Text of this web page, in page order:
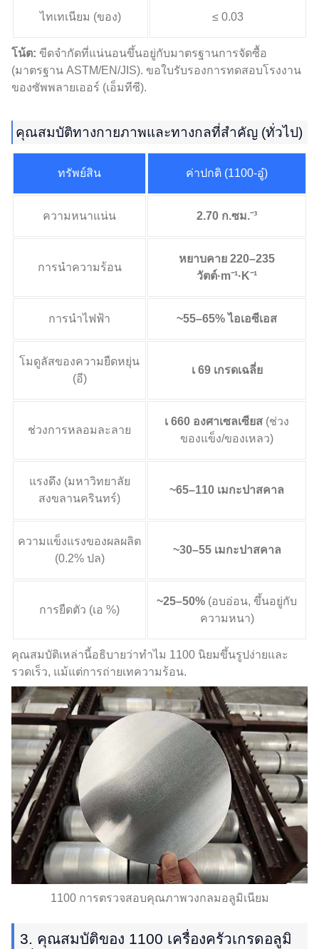
ไทเทเนียม (ของ) ≤ 0.03
โน้ต: ขีดจำกัดที่แน่นอนขึ้นอยู่กับมาตรฐานการจัดซื้อ
(มาตรฐาน ASTM/EN/JIS). ขอใบรับรองการทดสอบโรงงาน
ของซัพพลายเออร์ (เอ็มทีซี).
คุณสมบัติทางกายภาพและทางกลที่สำคัญ (ทั่วไป)
ทรัพย์สิน ค่าปกติ (1100-อู๋)
ความหนาแน่น 2.70 ก.ซม.⁻³
การนำความร้อน
หยาบคาย 220–235
วัตต์·m⁻¹·K⁻¹
การนำไฟฟ้า ~55–65% ไอเอซีเอส
โมดูลัสของความยืดหยุ่น
(อี)
เ 69 เกรดเฉลี่ย
ช่วงการหลอมละลาย
เ 660 องศาเซลเซียส (ช่วง
ของแข็ง/ของเหลว)
แรงดึง (มหาวิทยาลัย
สงขลานครินทร์)
~65–110 เมกะปาสคาล
ความแข็งแรงของผลผลิต
(0.2% ปล)
~30–55 เมกะปาสคาล
การยืดตัว (เอ %)
~25–50% (อบอ่อน, ขึ้นอยู่กับ
ความหนา)
คุณสมบัติเหล่านี้อธิบายว่าทำไม 1100 นิยมขึ้นรูปง่ายและ
รวดเร็ว, แม้แต่การถ่ายเทความร้อน.
1100 การตรวจสอบคุณภาพวงกลมอลูมิเนียม
3. คุณสมบัติของ 1100 เครื่องครัวเกรดอลูมิ